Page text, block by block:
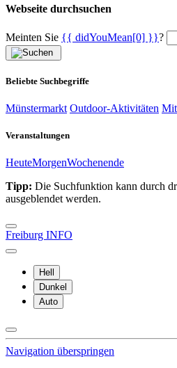
Webseite durchsuchen
Meinten Sie {{ didYouMean[0] }}?
Beliebte Suchbegriffe
Münstermarkt Outdoor-Aktivitäten
Veranstaltungen
HeuteMorgenWochenende
Tipp: Die Suchfunktion kann durch
ausgeblendet werden.
Freiburg INFO
Hell
Dunkel
Auto
Navigation überspringen